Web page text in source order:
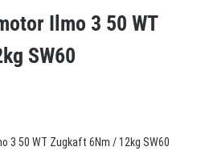
Ilmo 3 50 WT
SW60